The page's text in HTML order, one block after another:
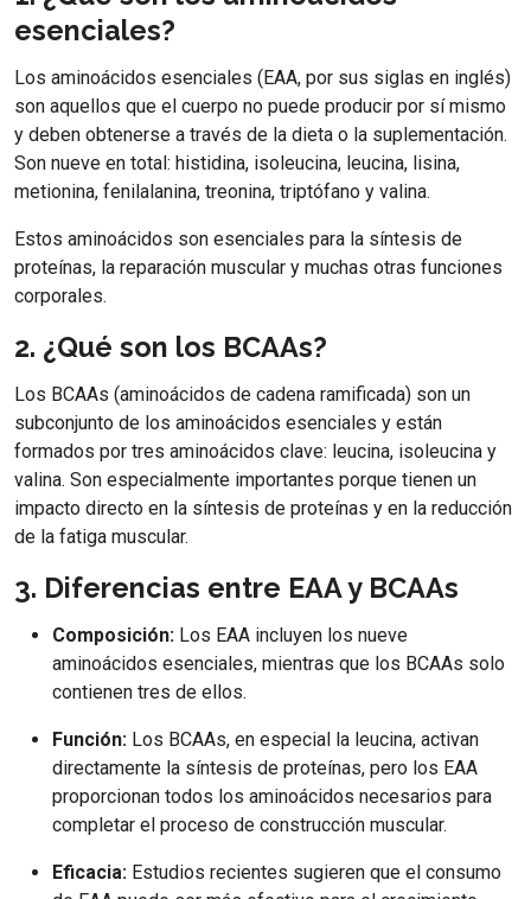
esenciales?
Los aminoácidos esenciales (EAA, por sus siglas en inglés)
son aquellos que el cuerpo no puede producir por sí mismo
y deben obtenerse a través de la dieta o la suplementación.
Son nueve en total: histidina, isoleucina, leucina, lisina,
metionina, fenilalanina, treonina, triptófano y valina.
Estos aminoácidos son esenciales para la síntesis de
proteínas, la reparación muscular y muchas otras funciones
corporales.
2. ¿Qué son los BCAAs?
Los BCAAs (aminoácidos de cadena ramificada) son un
subconjunto de los aminoácidos esenciales y están
formados por tres aminoácidos clave: leucina, isoleucina y
valina. Son especialmente importantes porque tienen un
impacto directo en la síntesis de proteínas y en la reducción
de la fatiga muscular.
3. Diferencias entre EAA y BCAAs
Composición: Los EAA incluyen los nueve
aminoácidos esenciales, mientras que los BCAAs solo
contienen tres de ellos.
Función: Los BCAAs, en especial la leucina, activan
directamente la síntesis de proteínas, pero los EAA
proporcionan todos los aminoácidos necesarios para
completar el proceso de construcción muscular.
Eficacia: Estudios recientes sugieren que el consumo